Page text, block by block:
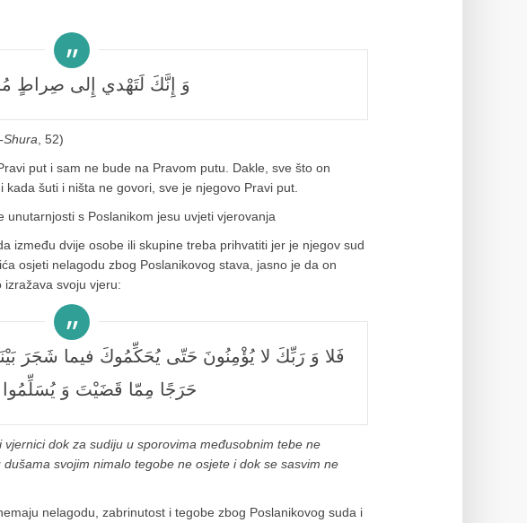
وَ إِنَّكَ لَتَهْدي إِلى صِراطٍ
Shura, 52)
put i sam ne bude na Pravom putu. Dakle, sve što on
šuti i ništa ne govori, sve je njegovo Pravi put.
unutarnjosti s Poslanikom jesu uvjeti vjerovanja
između dvije osobe ili skupine treba prihvatiti jer je njegov sud
osjeti nelagodu zbog Poslanikovog stava, jasno je da on
izražava svoju vjeru:
حَرَجًا مِمّا قَضَيْتَ وَ يُسَلِّمُوا
dok za sudiju u sporovima međusobnim tebe ne
svojim nimalo tegobe ne osjete i dok se sasvim ne
nelagodu, zabrinutost i tegobe zbog Poslanikovog suda i